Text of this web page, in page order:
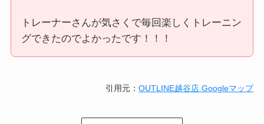
トレーナーさんが気さくで毎回楽しくトレーニン
グできたのでよかったです！！！
引用元：OUTLINE越谷店 Googleマップ